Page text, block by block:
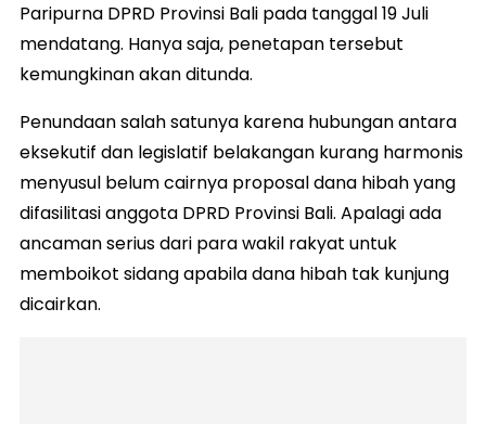
Paripurna DPRD Provinsi Bali pada tanggal 19 Juli
mendatang. Hanya saja, penetapan tersebut
kemungkinan akan ditunda.
Penundaan salah satunya karena hubungan antara
eksekutif dan legislatif belakangan kurang harmonis
menyusul belum cairnya proposal dana hibah yang
difasilitasi anggota DPRD Provinsi Bali. Apalagi ada
ancaman serius dari para wakil rakyat untuk
memboikot sidang apabila dana hibah tak kunjung
dicairkan.